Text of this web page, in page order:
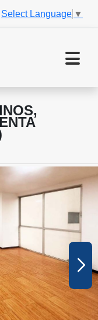
Select Language ▼